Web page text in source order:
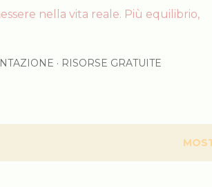
nella vita reale. Più equilibrio,
RISORSE GRATUITE